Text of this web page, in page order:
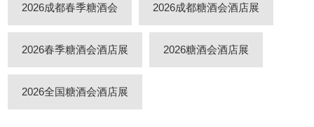
2026成都春季糖酒会 2026成都糖酒会酒店展
2026春季糖酒会酒店展 2026糖酒会酒店展
2026全国糖酒会酒店展